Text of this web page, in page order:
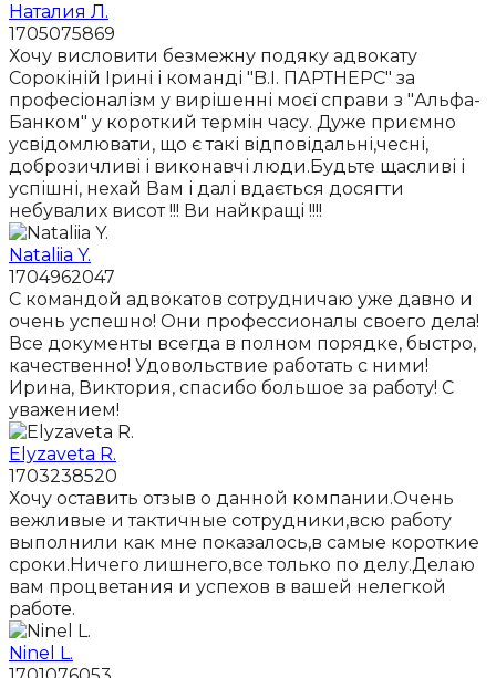
Наталия Л.
1705075869
Хочу висловити безмежну подяку адвокату
Сорокіній Ірині і команді "B.I. ПАРТНЕРС" за
професіоналізм у вирішенні моєї справи з "Альфа-
Банком" у короткий термін часу. Дуже приємно
усвідомлювати, що є такі відповідальні,чесні,
доброзичливі і виконавчі люди.Будьте щасливі і
успішні, нехай Вам і далі вдається досягти
небувалих висот !!! Ви найкращі !!!!
Nataliia Y.
1704962047
С командой адвокатов сотрудничаю уже давно и
очень успешно! Они профессионалы своего дела!
Все документы всегда в полном порядке, быстро,
качественно! Удовольствие работать с ними!
Ирина, Виктория, спасибо большое за работу! С
уважением!
Elyzaveta R.
1703238520
Хочу оставить отзыв о данной компании.Очень
вежливые и тактичные сотрудники,всю работу
выполнили как мне показалось,в самые короткие
сроки.Ничего лишнего,все только по делу.Делаю
вам процветания и успехов в вашей нелегкой
работе.
Ninel L.